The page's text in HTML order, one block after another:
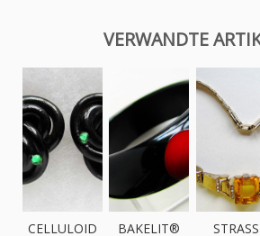
VERWANDTE
CELLULOID
BAKELIT®
STRASS